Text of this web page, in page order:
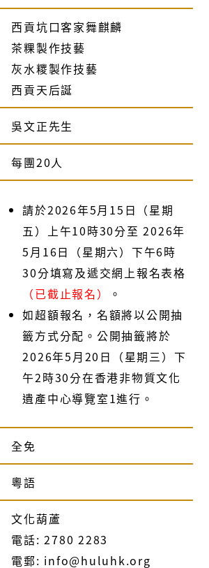
西貢坑口客家舞麒麟
茶粿製作技藝
灰水糭製作技藝
西貢天后誕
吳文正先生
每團20人
請於2026年5月15日（星期
五）上午10時30分至 2026年
5月16日（星期六）下午6時
30分填寫及遞交網上報名表格
（已截止報名）
。
如超額報名，名額將以公開抽
籤方式分配。公開抽籤將於
2026年5月20日（星期三）下
午2時30分在香港非物質文化
遺產中心導覽室1進行。
全免
粵語
文化葫蘆
電話: 2780 2283
電郵: info@huluhk.org